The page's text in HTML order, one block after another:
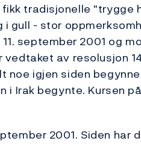
tradisjonelle "trygge
gull - stor
september 2001 og
av resolusjon
noe igjen siden
Irak begynte. Kursen
2001. Siden har